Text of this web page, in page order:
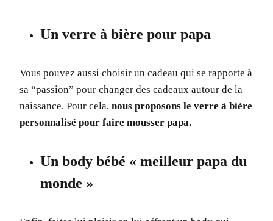
Un verre à bière pour papa
Vous pouvez aussi choisir un cadeau qui se rapporte à
sa “passion” pour changer des cadeaux autour de la
naissance. Pour cela, nous proposons le verre à bière
personnalisé pour faire mousser papa.
Un body bébé « meilleur papa du
monde »